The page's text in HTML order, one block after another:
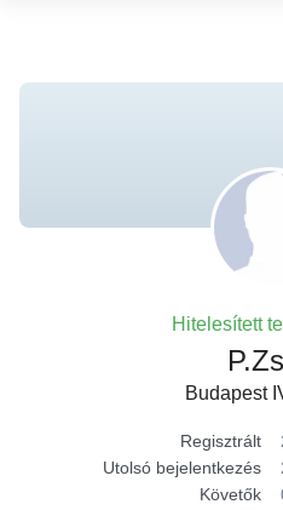
Hitelesített
Budapest
Regisztrált
Utolsó bejelentkezés
Követők